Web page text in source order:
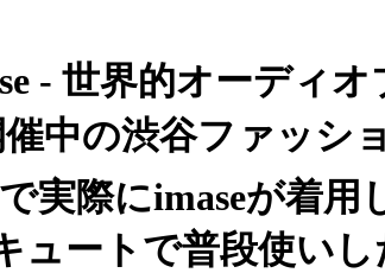
- 世界的オーディ
中の渋谷ファッシ
実際にimaseが着
ートで普段使いし